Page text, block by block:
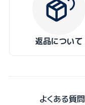
返品について
よくある質問